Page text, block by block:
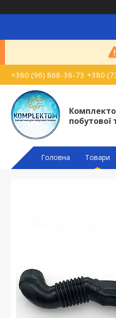
+380 (96) 868-38-73 +380
побутової
Головна Товари